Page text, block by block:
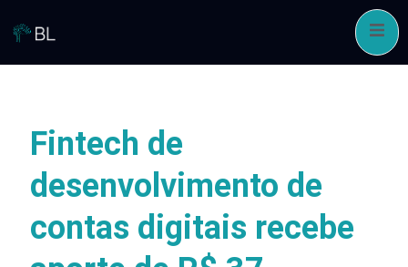
Pular
para
Fintech de
desenvolvimento de
contas digitais recebe